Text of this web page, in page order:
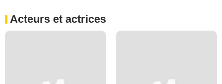
Acteurs et actrices